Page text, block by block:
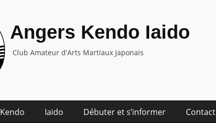
Angers Kendo Iaido
Club Amateur d'Arts Martiaux Japonais
Kendo Iaido Débuter et s’informer Contact